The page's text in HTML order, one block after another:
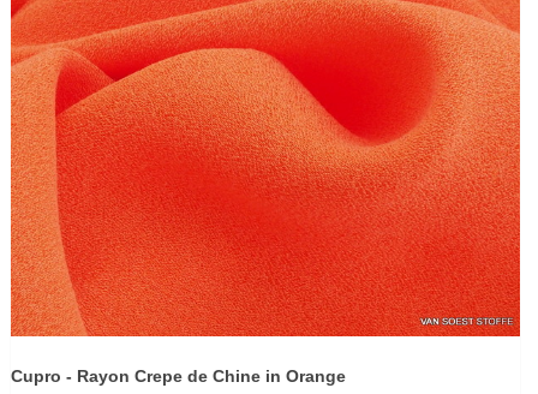
Cupro - Rayon Crepe de Chine in Orange